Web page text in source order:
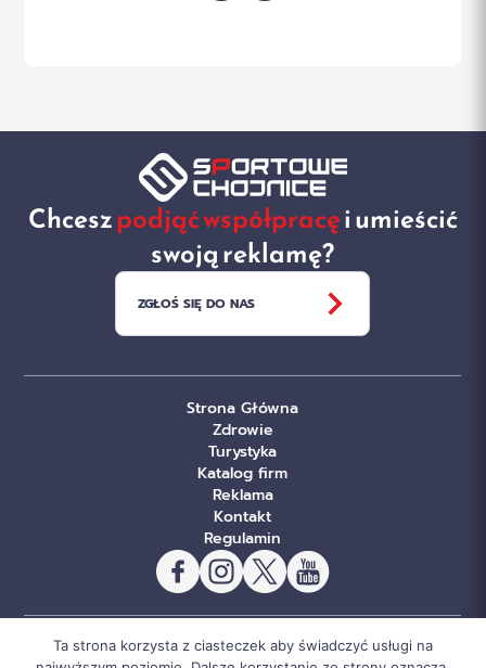
Chceszpodjąć współpracęi umieścić
swoją reklamę?
ZGŁOŚ SIĘ DO NAS
Strona Główna
Zdrowie
Turystyka
Katalog firm
Reklama
Kontakt
Regulamin
Ta strona korzysta z ciasteczek aby świadczyć usługi na